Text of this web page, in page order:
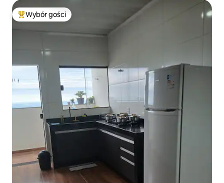
Najpopularniejsze z kategorii Wybór gości
Wybór gości